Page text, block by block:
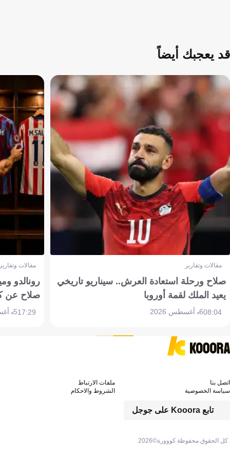
قد يعجبك أيضاً
مقالات وتقارير
صلاح ورحلة استعادة العرش.. سيناريو تاريخي
يعيد الملك لقمة أوروبا
08:046 أغسطس 2026
مقالات
رونالدو
صلاح عن
17:295 أغسطس 2026
كل الحقوق محفوظة كووورة©2026
تابع Kooora على جوجل
اتصل بنا
ملفات الارتباط
سياسة الخصوصية
الشروط والاحكام